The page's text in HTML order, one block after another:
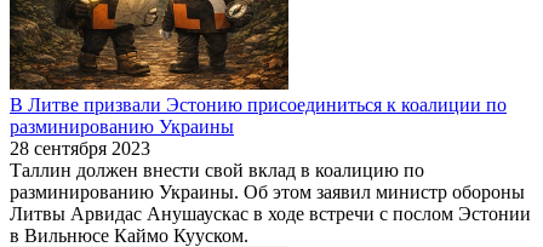
В Литве призвали Эстонию присоединиться к коалиции по
разминированию Украины
28 сентября 2023
Таллин должен внести свой вклад в коалицию по
разминированию Украины. Об этом заявил министр обороны
Литвы Арвидас Анушаускас в ходе встречи с послом Эстонии
в Вильнюсе Каймо Кууском.